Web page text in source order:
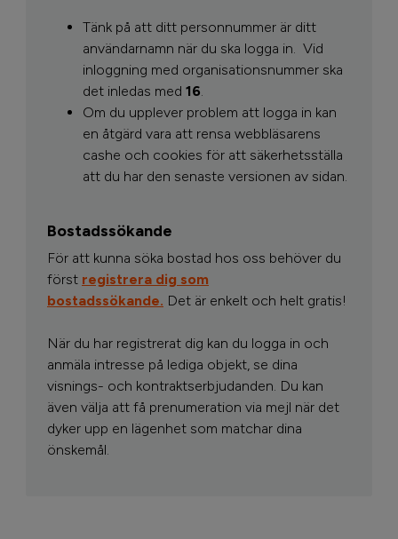
Tänk på att ditt personnummer är ditt
användarnamn när du ska logga in. Vid
inloggning med organisationsnummer ska
det inledas med 16.
Om du upplever problem att logga in kan
en åtgärd vara att rensa webbläsarens
cashe och cookies för att säkerhetsställa
att du har den senaste versionen av sidan.
Bostadssökande
För att kunna söka bostad hos oss behöver du
först registrera dig som
bostadssökande. Det är enkelt och helt gratis!
När du har registrerat dig kan du logga in och
anmäla intresse på lediga objekt, se dina
visnings- och kontraktserbjudanden. Du kan
även välja att få prenumeration via mejl när det
dyker upp en lägenhet som matchar dina
önskemål.